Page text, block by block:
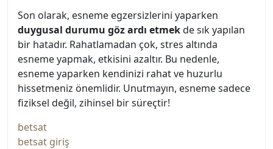
Son olarak, esneme egzersizlerini yaparken
duygusal durumu göz ardı etmekde sık yapılan
bir hatadır. Rahatlamadan çok, stres altında
esneme yapmak, etkisini azaltır. Bu nedenle,
esneme yaparken kendinizi rahat ve huzurlu
hissetmeniz önemlidir. Unutmayın, esneme sadece
fiziksel değil, zihinsel bir süreçtir!
betsat
betsat giriş